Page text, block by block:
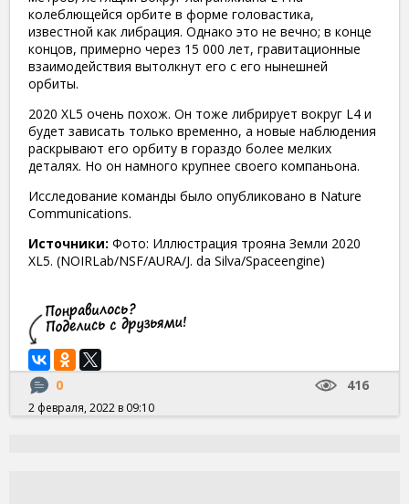
колеблющейся орбите в форме головастика,
известной как либрация. Однако это не вечно; в конце
концов, примерно через 15 000 лет, гравитационные
взаимодействия вытолкнут его с его нынешней
орбиты.
2020 XL5 очень похож. Он тоже либрирует вокруг L4 и
будет зависать только временно, а новые наблюдения
раскрывают его орбиту в гораздо более мелких
деталях. Но он намного крупнее своего компаньона.
Исследование команды было опубликовано в Nature
Communications.
Источники: Фото: Иллюстрация трояна Земли 2020
XL5. (NOIRLab/NSF/AURA/J. da Silva/Spaceengine)
0 416
2 февраля, 2022 в 09:10